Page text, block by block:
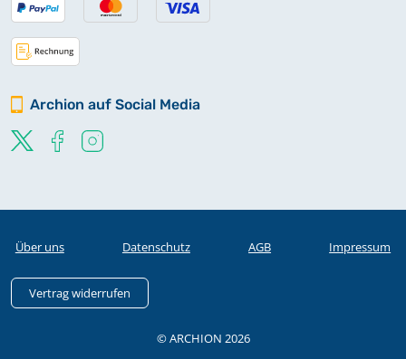
Archion auf Social Media
Über uns Datenschutz AGB Impressum
Vertrag widerrufen
© ARCHION 2026